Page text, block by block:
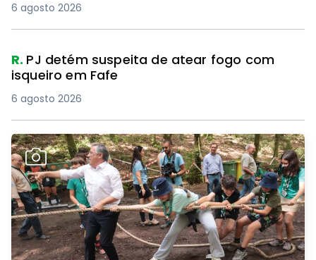
6 agosto 2026
R. PJ detém suspeita de atear fogo com
isqueiro em Fafe
6 agosto 2026